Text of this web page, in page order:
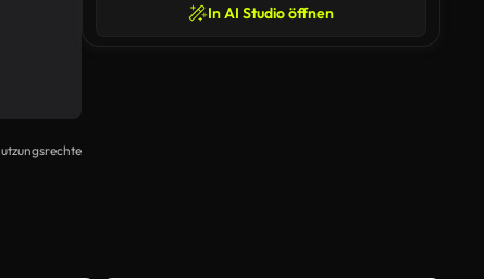
In AI Studio öffnen